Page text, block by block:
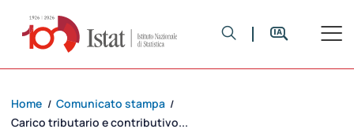
Home / Comunicato stampa /
Carico tributario e contributivo...